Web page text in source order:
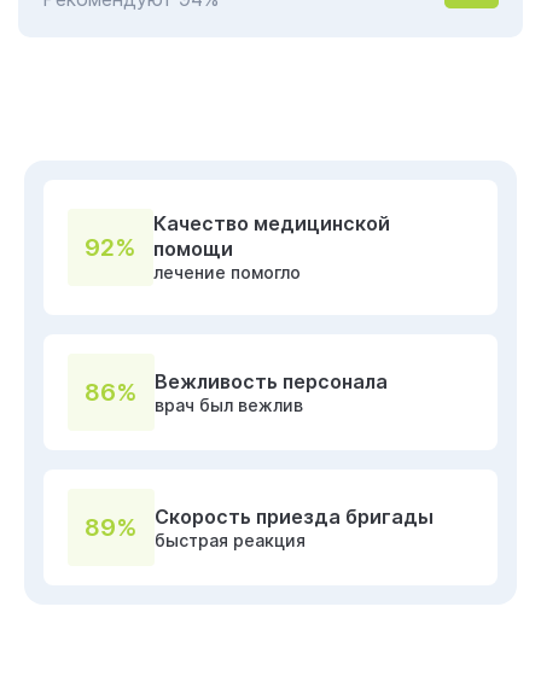
92%
Качество медицинской
помощи
лечение помогло
86% Вежливость персонала
врач был вежлив
89% Скорость приезда бригады
быстрая реакция